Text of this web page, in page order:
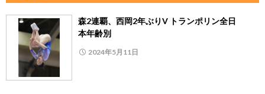
森2連覇、西岡2年ぶりV トランポリン全日
本年齢別
2024年5月11日